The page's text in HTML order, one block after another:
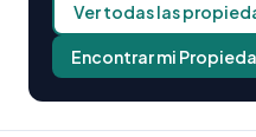
Ver todas las
Encontrar mi